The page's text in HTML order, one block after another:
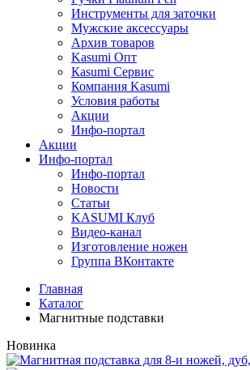
Инструменты для заточки
Мужские аксессуары
Архив товаров
Kasumi Опт
Кasumi Сервис
Компания Kasumi
Условия работы
Акции
Инфо-портал
Акции
Инфо-портал
Инфо-портал
Новости
Статьи
KASUMI Клуб
Видео-канал
Изготовление ножен
Группа ВКонтакте
Главная
Каталог
Магнитные подставки
Новинка